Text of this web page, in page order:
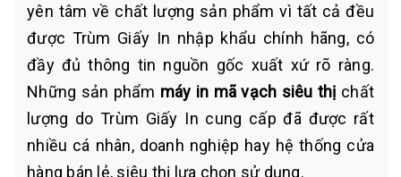
yên tâm về chất lượng sản phẩm vì tất cả đều
được Trùm Giấy In nhập khẩu chính hãng, có
đầy đủ thông tin nguồn gốc xuất xứ rõ ràng.
Những sản phẩm máy in mã vạch siêu thị chất
lượng do Trùm Giấy In cung cấp đã được rất
nhiều cá nhân, doanh nghiệp hay hệ thống cửa
hàng bán lẻ, siêu thị lựa chọn sử dụng.